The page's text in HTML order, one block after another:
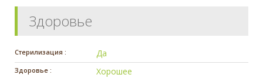
Здоровье
Стерилизация : Да
Здоровье : Хорошее